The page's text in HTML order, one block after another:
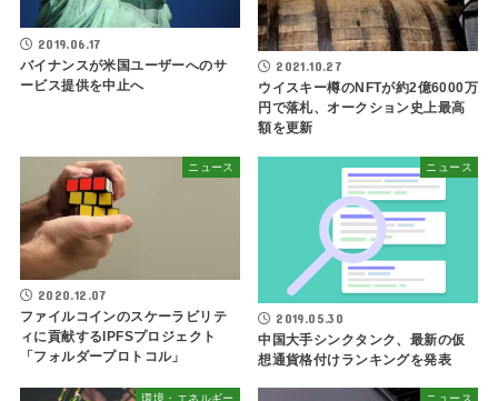
2019.06.17
バイナンスが米国ユーザーへのサ
ービス提供を中止へ
2021.10.27
ウイスキー樽のNFTが約2億6000万
円で落札、オークション史上最高
額を更新
ニュース
2020.12.07
ファイルコインのスケーラビリテ
ィに貢献するIPFSプロジェクト
「フォルダープロトコル」
ニュース
2019.05.30
中国大手シンクタンク、最新の仮
想通貨格付けランキングを発表
環境・エネルギー ニュース